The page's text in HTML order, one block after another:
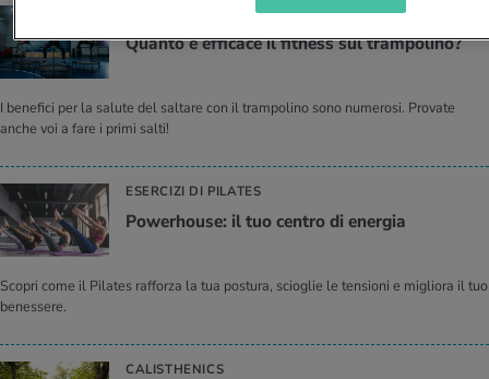
BRUCIARE CALORIE SALTANDO
Quan­to è ef­fi­ca­ce il fit­ness sul tram­po­li­no?
I benefici per la salute del saltare con il trampolino sono numerosi. Provate
anche voi a fare i primi salti!
ESERCIZI DI PILATES
Po­we­rhou­se: il tuo cen­tro di ener­gia
Scopri come il Pilates rafforza la tua postura, scioglie le tensioni e migliora il tuo
benessere.
CALISTHENICS